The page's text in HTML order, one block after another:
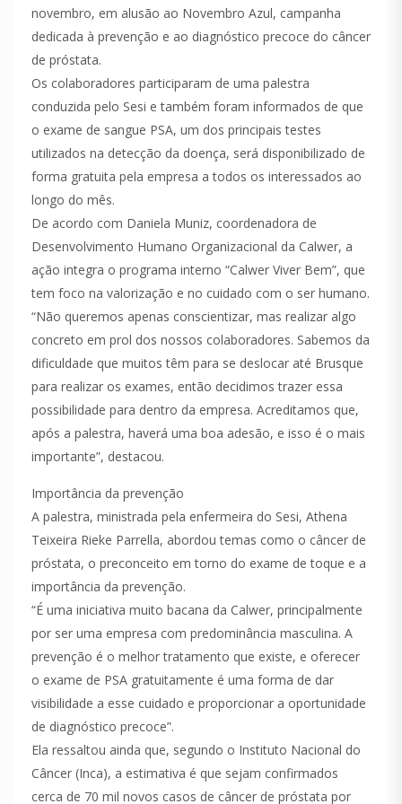
novembro, em alusão ao Novembro Azul, campanha
dedicada à prevenção e ao diagnóstico precoce do câncer
de próstata.
Os colaboradores participaram de uma palestra
conduzida pelo Sesi e também foram informados de que
o exame de sangue PSA, um dos principais testes
utilizados na detecção da doença, será disponibilizado de
forma gratuita pela empresa a todos os interessados ao
longo do mês.
De acordo com Daniela Muniz, coordenadora de
Desenvolvimento Humano Organizacional da Calwer, a
ação integra o programa interno “Calwer Viver Bem”, que
tem foco na valorização e no cuidado com o ser humano.
“Não queremos apenas conscientizar, mas realizar algo
concreto em prol dos nossos colaboradores. Sabemos da
dificuldade que muitos têm para se deslocar até Brusque
para realizar os exames, então decidimos trazer essa
possibilidade para dentro da empresa. Acreditamos que,
após a palestra, haverá uma boa adesão, e isso é o mais
importante”, destacou.
Importância da prevenção
A palestra, ministrada pela enfermeira do Sesi, Athena
Teixeira Rieke Parrella, abordou temas como o câncer de
próstata, o preconceito em torno do exame de toque e a
importância da prevenção.
“É uma iniciativa muito bacana da Calwer, principalmente
por ser uma empresa com predominância masculina. A
prevenção é o melhor tratamento que existe, e oferecer
o exame de PSA gratuitamente é uma forma de dar
visibilidade a esse cuidado e proporcionar a oportunidade
de diagnóstico precoce”.
Ela ressaltou ainda que, segundo o Instituto Nacional do
Câncer (Inca), a estimativa é que sejam confirmados
cerca de 70 mil novos casos de câncer de próstata por